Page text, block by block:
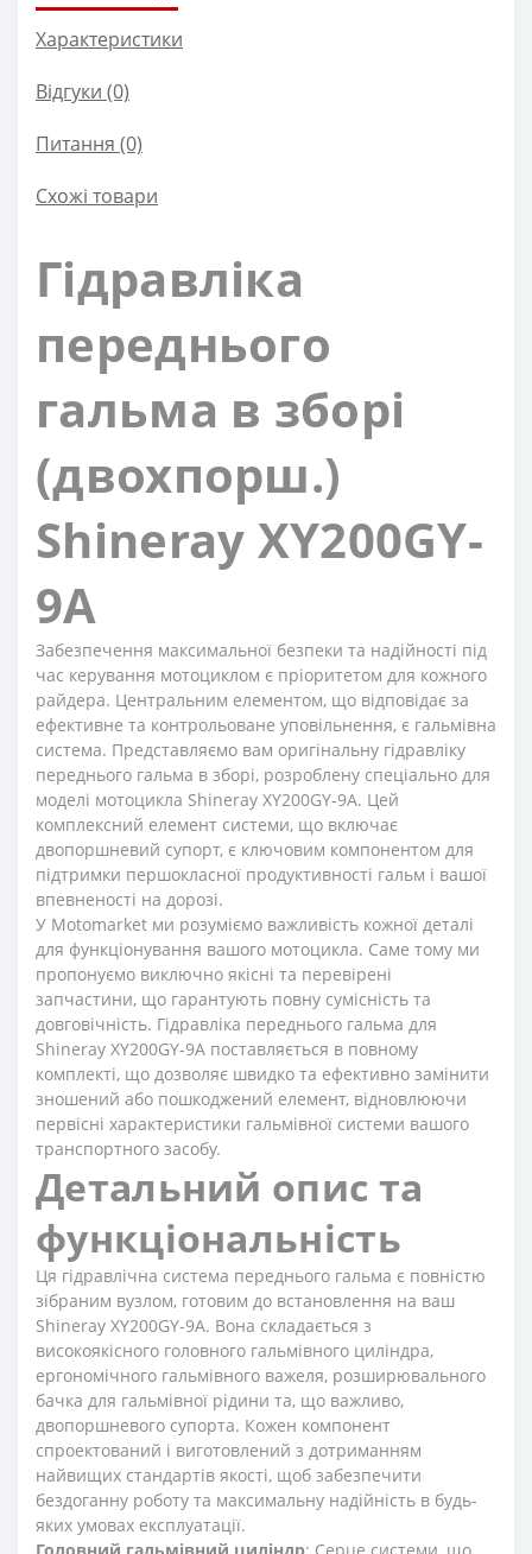
Характеристики
Відгуки (0)
Питання (0)
Схожі товари
Гідравліка
переднього
гальма в зборі
(двохпорш.)
Shineray XY200GY-
9A
Забезпечення максимальної безпеки та надійності під
час керування мотоциклом є пріоритетом для кожного
райдера. Центральним елементом, що відповідає за
ефективне та контрольоване уповільнення, є гальмівна
система. Представляємо вам оригінальну гідравліку
переднього гальма в зборі, розроблену спеціально для
моделі мотоцикла Shineray XY200GY-9A. Цей
комплексний елемент системи, що включає
двопоршневий супорт, є ключовим компонентом для
підтримки першокласної продуктивності гальм і вашої
впевненості на дорозі.
У Motomarket ми розуміємо важливість кожної деталі
для функціонування вашого мотоцикла. Саме тому ми
пропонуємо виключно якісні та перевірені
запчастини, що гарантують повну сумісність та
довговічність. Гідравліка переднього гальма для
Shineray XY200GY-9A поставляється в повному
комплекті, що дозволяє швидко та ефективно замінити
зношений або пошкоджений елемент, відновлюючи
первісні характеристики гальмівної системи вашого
транспортного засобу.
Детальний опис та
функціональність
Ця гідравлічна система переднього гальма є повністю
зібраним вузлом, готовим до встановлення на ваш
Shineray XY200GY-9A. Вона складається з
високоякісного головного гальмівного циліндра,
ергономічного гальмівного важеля, розширювального
бачка для гальмівної рідини та, що важливо,
двопоршневого супорта. Кожен компонент
спроектований і виготовлений з дотриманням
найвищих стандартів якості, щоб забезпечити
бездоганну роботу та максимальну надійність в будь-
яких умовах експлуатації.